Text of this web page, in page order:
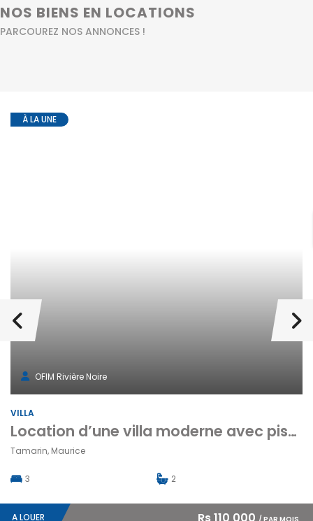
NOS BIENS EN LOCATIONS
PARCOUREZ NOS ANNONCES !
À LA UNE
OFIM Rivière Noire
VILLA
Location d’une villa moderne avec piscine et terrasse à Tamarin Maurice
Tamarin, Maurice
3 2
A LOUER Rs 110 000